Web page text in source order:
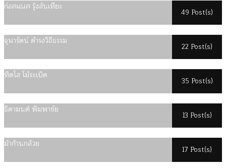
ก่อคเณศ รุ้งสันเทียะ
49 Post(s)
จุฬารัตน์ ดำรงวิถีธรรม
22 Post(s)
ทิดโส โม้ระเบิด
35 Post(s)
ธิดามนต์ พิมพาชัย
13 Post(s)
ม้าก้านกล้วย
17 Post(s)